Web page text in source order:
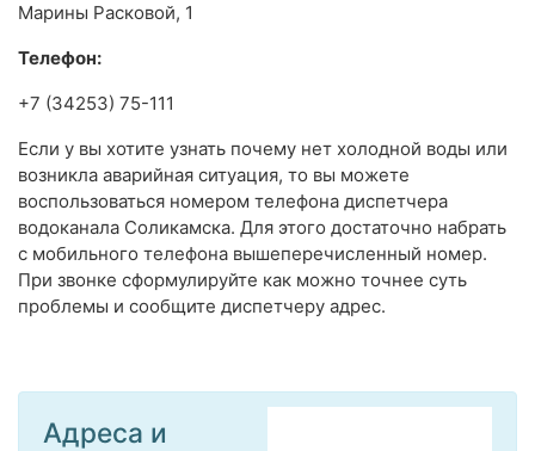
Марины Расковой, 1
Телефон:
+7 (34253) 75-111
Если у вы хотите узнать почему нет холодной воды или
возникла аварийная ситуация, то вы можете
воспользоваться номером телефона диспетчера
водоканала Соликамска. Для этого достаточно набрать
с мобильного телефона вышеперечисленный номер.
При звонке сформулируйте как можно точнее суть
проблемы и сообщите диспетчеру адрес.
Адреса и